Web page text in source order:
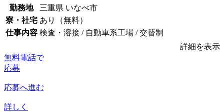
勤務地
三重県 いなべ市
寮・社宅 あり（無料）
仕事内容 検査・溶接 / 自動車系工場 / 交替制
詳細を表示
無料電話で
応募
応募へ進む
詳しく